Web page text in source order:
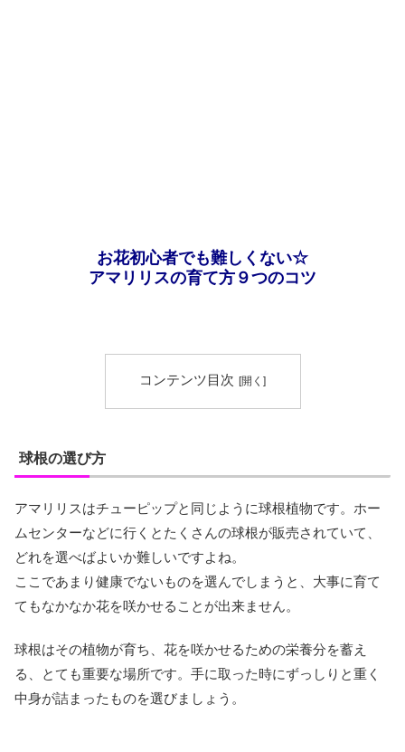
お花初心者でも難しくない☆
アマリリスの育て方９つのコツ
コンテンツ目次
球根の選び方
アマリリスはチューピップと同じように球根植物です。ホー
ムセンターなどに行くとたくさんの球根が販売されていて、
どれを選べばよいか難しいですよね。
ここであまり健康でないものを選んでしまうと、大事に育て
てもなかなか花を咲かせることが出来ません。
球根はその植物が育ち、花を咲かせるための栄養分を蓄え
る、とても重要な場所です。手に取った時にずっしりと重く
中身が詰まったものを選びましょう。